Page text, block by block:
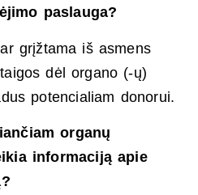
paslauga?
iš asmens
dėl organo (-ų)
potencialiam donorui.
organų
informaciją apie